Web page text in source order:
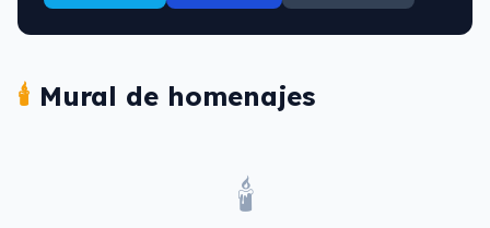
🕯️ Mural de homenajes
🕯️